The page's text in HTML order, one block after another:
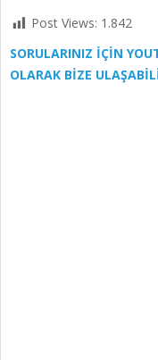
Post Views: 1.842
SORULARINIZ İÇİN
OLARAK BİZE